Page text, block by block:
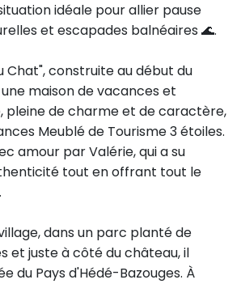
idéale pour allier pause
et escapades balnéaires 🌊.
Chat", construite au début du
maison de vacances et
pleine de charme et de caractère,
Meublé de Tourisme 3 étoiles.
amour par Valérie, qui a su
tout en offrant tout le
dans un parc planté de
et juste à côté du château, il
du Pays d'Hédé-Bazouges. À